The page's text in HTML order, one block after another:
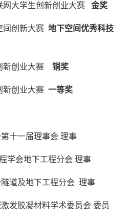
网大学生创新创业大赛 金奖
间创新大赛 地下空间优秀科技
新创业大赛 铜奖
新创业大赛 一等奖
十一届理事会 理事
学会地下工程分会 理事
道及地下工程分会 理事
发胶凝材料学术委员会 委员